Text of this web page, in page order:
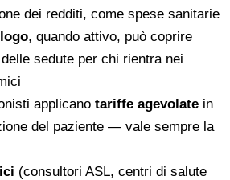
dei redditi, come spese sanitarie
, quando attivo, può coprire
sedute per chi rientra nei
applicano tariffe agevolate in
del paziente — vale sempre la
(consultori ASL, centri di salute